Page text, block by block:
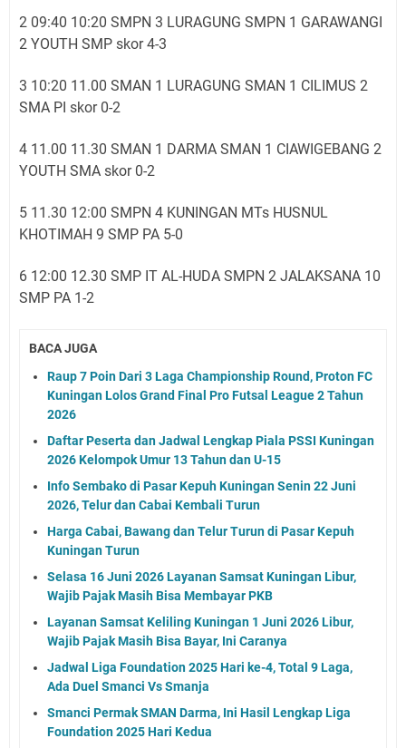
2 09:40 10:20 SMPN 3 LURAGUNG SMPN 1 GARAWANGI
2 YOUTH SMP skor 4-3
3 10:20 11.00 SMAN 1 LURAGUNG SMAN 1 CILIMUS 2
SMA PI skor 0-2
4 11.00 11.30 SMAN 1 DARMA SMAN 1 CIAWIGEBANG 2
YOUTH SMA skor 0-2
5 11.30 12:00 SMPN 4 KUNINGAN MTs HUSNUL
KHOTIMAH 9 SMP PA 5-0
6 12:00 12.30 SMP IT AL-HUDA SMPN 2 JALAKSANA 10
SMP PA 1-2
BACA JUGA
Raup 7 Poin Dari 3 Laga Championship Round, Proton FC
Kuningan Lolos Grand Final Pro Futsal League 2 Tahun
2026
Daftar Peserta dan Jadwal Lengkap Piala PSSI Kuningan
2026 Kelompok Umur 13 Tahun dan U-15
Info Sembako di Pasar Kepuh Kuningan Senin 22 Juni
2026, Telur dan Cabai Kembali Turun
Harga Cabai, Bawang dan Telur Turun di Pasar Kepuh
Kuningan Turun
Selasa 16 Juni 2026 Layanan Samsat Kuningan Libur,
Wajib Pajak Masih Bisa Membayar PKB
Layanan Samsat Keliling Kuningan 1 Juni 2026 Libur,
Wajib Pajak Masih Bisa Bayar, Ini Caranya
Jadwal Liga Foundation 2025 Hari ke-4, Total 9 Laga,
Ada Duel Smanci Vs Smanja
Smanci Permak SMAN Darma, Ini Hasil Lengkap Liga
Foundation 2025 Hari Kedua